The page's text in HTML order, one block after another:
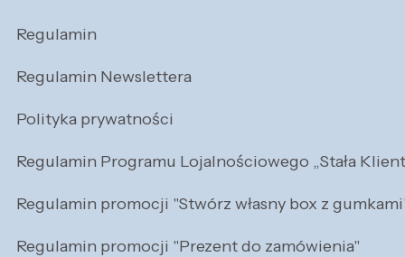
Regulamin
Regulamin Newslettera
Polityka prywatności
Regulamin Programu Lojalnościowego „Stała
Regulamin promocji "Stwórz własny box z
Regulamin promocji "Prezent do zamówienia"